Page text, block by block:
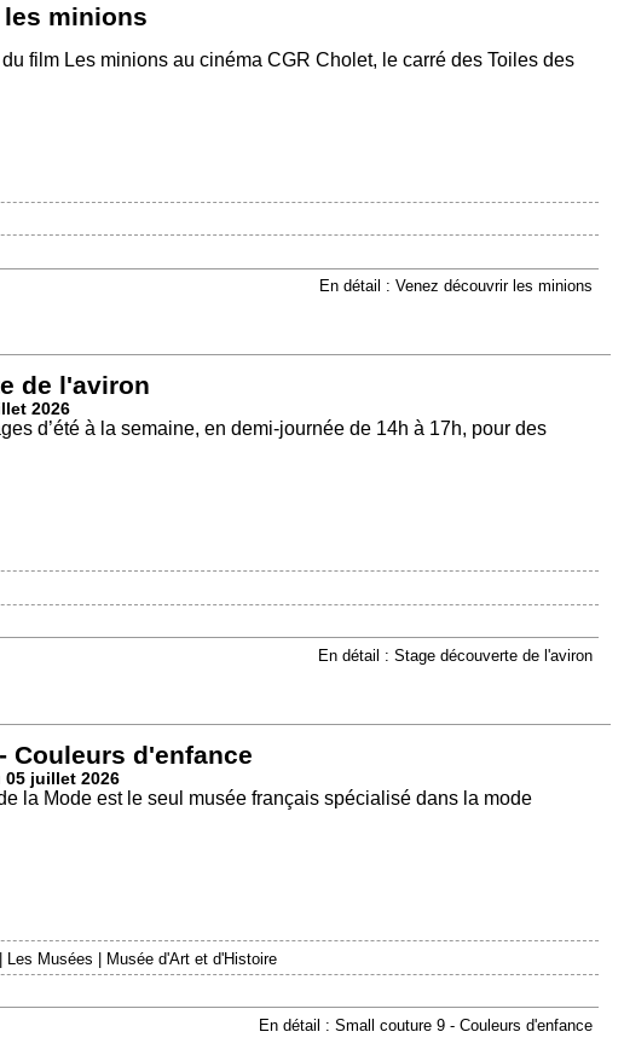
minions
film Les minions au cinéma CGR Cholet, le carré des Toiles des
En détail : Venez découvrir les minions
de l'aviron
2026
d’été à la semaine, en demi-journée de 14h à 17h, pour des
En détail : Stage découverte de l'aviron
Couleurs d'enfance
05 juillet 2026
la Mode est le seul musée français spécialisé dans la mode
| Les Musées | Musée d'Art et d'Histoire
En détail : Small couture 9 - Couleurs d'enfance